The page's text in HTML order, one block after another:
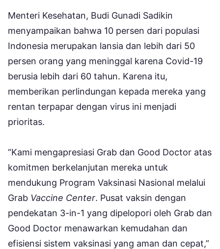
Menteri Kesehatan, Budi Gunadi Sadikin
menyampaikan bahwa 10 persen dari populasi
Indonesia merupakan lansia dan lebih dari 50
persen orang yang meninggal karena Covid-19
berusia lebih dari 60 tahun. Karena itu,
memberikan perlindungan kepada mereka yang
rentan terpapar dengan virus ini menjadi
prioritas.
“Kami mengapresiasi Grab dan Good Doctor atas
komitmen berkelanjutan mereka untuk
mendukung Program Vaksinasi Nasional melalui
Grab Vaccine Center. Pusat vaksin dengan
pendekatan 3-in-1 yang dipelopori oleh Grab dan
Good Doctor menawarkan kemudahan dan
efisiensi sistem vaksinasi yang aman dan cepat,”